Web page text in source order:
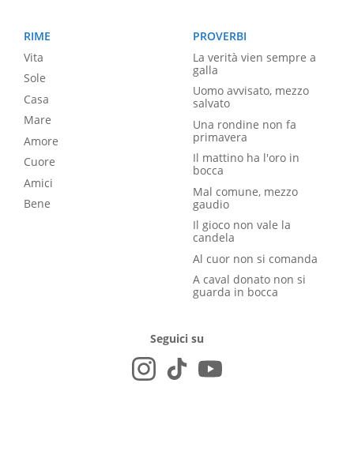
RIME
Vita
Sole
Casa
Mare
Amore
Cuore
Amici
Bene
PROVERBI
La verità vien sempre a
galla
Uomo avvisato, mezzo
salvato
Una rondine non fa
primavera
Il mattino ha l'oro in
bocca
Mal comune, mezzo
gaudio
Il gioco non vale la
candela
Al cuor non si comanda
A caval donato non si
guarda in bocca
Seguici su